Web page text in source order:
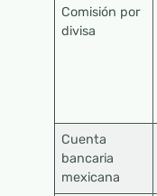
Comisión por
divisa
Cuenta
bancaria
mexicana